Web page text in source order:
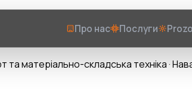
Про нас Послуги
та матеріально-складська техніка·